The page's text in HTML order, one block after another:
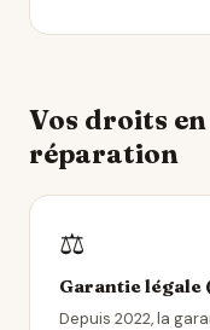
Vos droits
réparation
⚖️
Garantie légale
Depuis 2022, la